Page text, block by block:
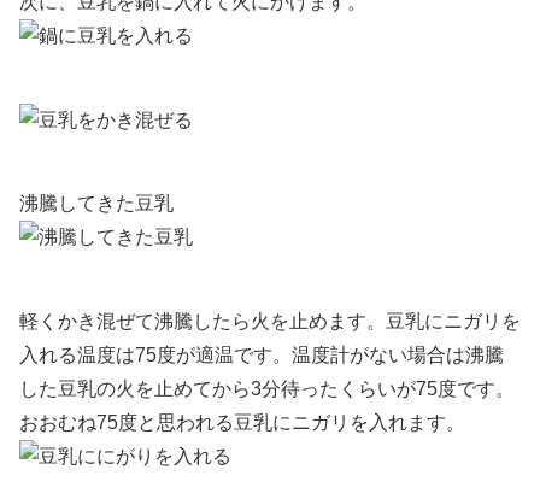
沸騰してきた豆乳
軽くかき混ぜて沸騰したら火を止めます。 豆乳にニガリを
入れる温度は75度が適温です。温度計がない場合は沸騰
した豆乳の火を止めてから3分待ったくらいが75度です。
おおむね75度と思われる豆乳にニガリを入れます。